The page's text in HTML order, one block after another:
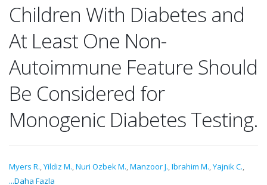
Children With Diabetes and
At Least One Non-
Autoimmune Feature Should
Be Considered for
Monogenic Diabetes Testing.
Myers R.,Yildiz M.,Nuri Ozbek M.,Manzoor J.,Ibrahim M.,Yajnik C.,
...Daha Fazla